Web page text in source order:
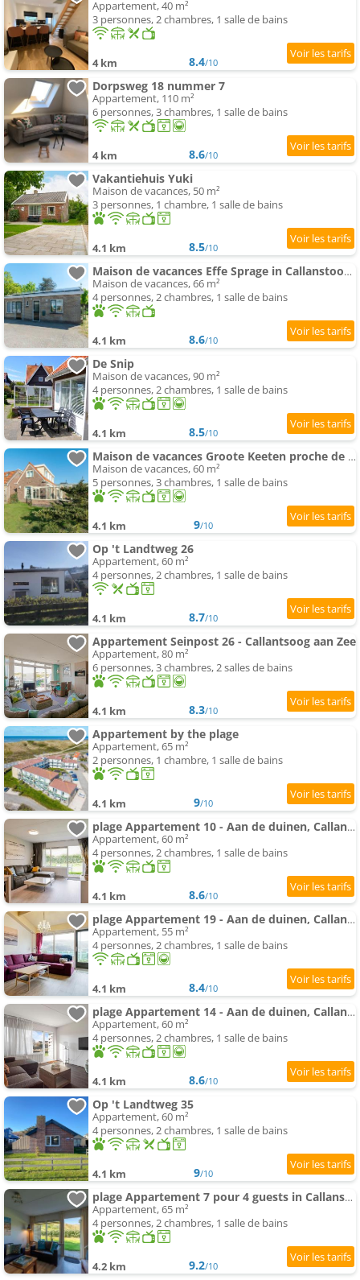
Appartement, 40 m²
3 personnes, 2 chambres, 1 salle de bains
4 km 8.4/10
Dorpsweg 18 nummer 7
Appartement, 110 m²
6 personnes, 3 chambres, 1 salle de bains
4 km 8.6/10
Vakantiehuis Yuki
Maison de vacances, 50 m²
3 personnes, 1 chambre, 1 salle de bains
4.1 km 8.5/10
Maison de vacances Effe Sprage in Callanstoog Centre
Maison de vacances, 66 m²
4 personnes, 2 chambres, 1 salle de bains
4.1 km 8.6/10
De Snip
Maison de vacances, 90 m²
4 personnes, 2 chambres, 1 salle de bains
4.1 km 8.5/10
Maison de vacances Groote Keeten proche de plage
Maison de vacances, 60 m²
5 personnes, 3 chambres, 1 salle de bains
4.1 km 9/10
Op 't Landtweg 26
Appartement, 60 m²
4 personnes, 2 chambres, 1 salle de bains
4.1 km 8.7/10
Appartement Seinpost 26 - Callantsoog aan Zee
Appartement, 80 m²
6 personnes, 3 chambres, 2 salles de bains
4.1 km 8.3/10
Appartement by the plage
Appartement, 65 m²
2 personnes, 1 chambre, 1 salle de bains
4.1 km 9/10
plage Appartement 10 - Aan de duinen, Callantsoog aan Zee
Appartement, 60 m²
4 personnes, 2 chambres, 1 salle de bains
4.1 km 8.6/10
plage Appartement 19 - Aan de duinen, Callantsoog aan Zee
Appartement, 55 m²
4 personnes, 2 chambres, 1 salle de bains
4.1 km 8.4/10
plage Appartement 14 - Aan de duinen, Callantsoog aan Zee
Appartement, 60 m²
4 personnes, 2 chambres, 1 salle de bains
4.1 km 8.6/10
Op 't Landtweg 35
Appartement, 60 m²
4 personnes, 2 chambres, 1 salle de bains
4.1 km 9/10
plage Appartement 7 pour 4 guests in Callanstoog
Appartement, 65 m²
4 personnes, 2 chambres, 1 salle de bains
4.2 km 9.2/10